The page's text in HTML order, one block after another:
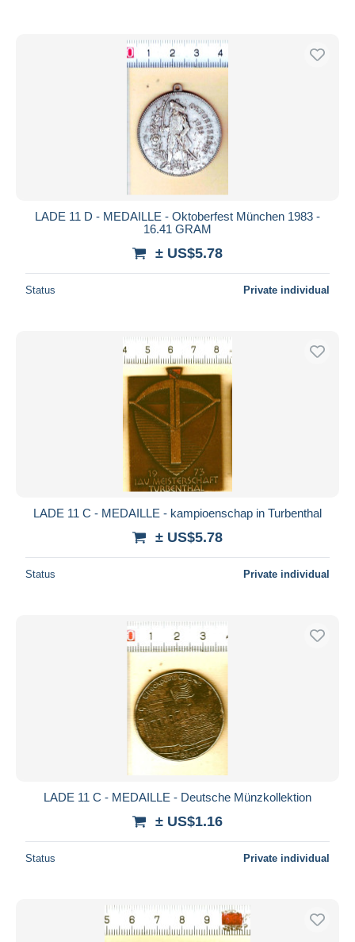
LADE 11 D - MEDAILLE - Oktoberfest München 1983 -
16.41 GRAM
± US$5.78
Status Private individual
LADE 11 C - MEDAILLE - kampioenschap in Turbenthal
± US$5.78
Status Private individual
LADE 11 C - MEDAILLE - Deutsche Münzkollektion
± US$1.16
Status Private individual